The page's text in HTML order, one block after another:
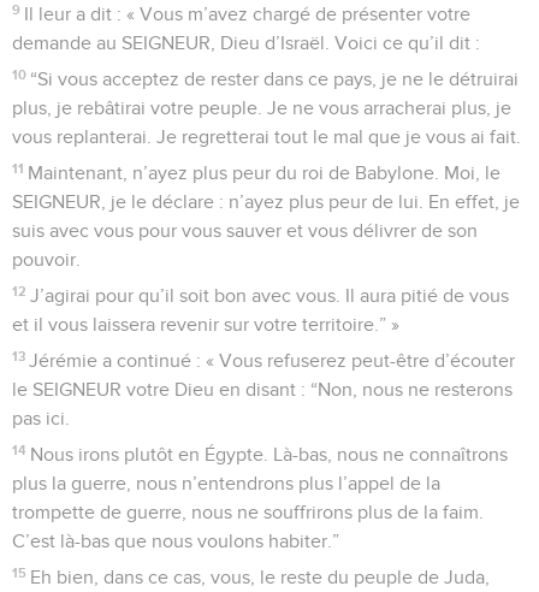
9 Il leur a dit : « Vous m’avez chargé de présenter votre
demande au SEIGNEUR, Dieu d’Israël. Voici ce qu’il dit :
10 “Si vous acceptez de rester dans ce pays, je ne le détruirai
plus, je rebâtirai votre peuple. Je ne vous arracherai plus, je
vous replanterai. Je regretterai tout le mal que je vous ai fait.
11 Maintenant, n’ayez plus peur du roi de Babylone. Moi, le
SEIGNEUR, je le déclare : n’ayez plus peur de lui. En effet, je
suis avec vous pour vous sauver et vous délivrer de son
pouvoir.
12 J’agirai pour qu’il soit bon avec vous. Il aura pitié de vous
et il vous laissera revenir sur votre territoire.” »
13 Jérémie a continué : « Vous refuserez peut-être d’écouter
le SEIGNEUR votre Dieu en disant : “Non, nous ne resterons
pas ici.
14 Nous irons plutôt en Égypte. Là-bas, nous ne connaîtrons
plus la guerre, nous n’entendrons plus l’appel de la
trompette de guerre, nous ne souffrirons plus de la faim.
C’est là-bas que nous voulons habiter.”
15 Eh bien, dans ce cas, vous, le reste du peuple de Juda,